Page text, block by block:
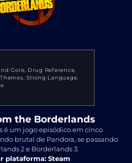
Gore Drug Reference
Strong Language
the Borderlands
é um jogo episódico em cinco
brutal de Pandora, se passando
2 e Borderlands 3.
plataforma: Steam